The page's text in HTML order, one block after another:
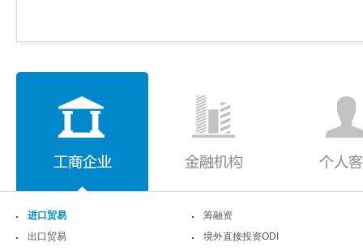
进口贸易
筹融资
出口贸易
境外直接投资ODI